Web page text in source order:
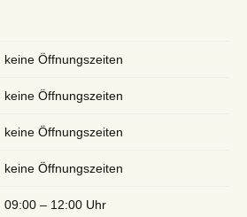
keine Öffnungszeiten
keine Öffnungszeiten
keine Öffnungszeiten
keine Öffnungszeiten
09:00 – 12:00 Uhr